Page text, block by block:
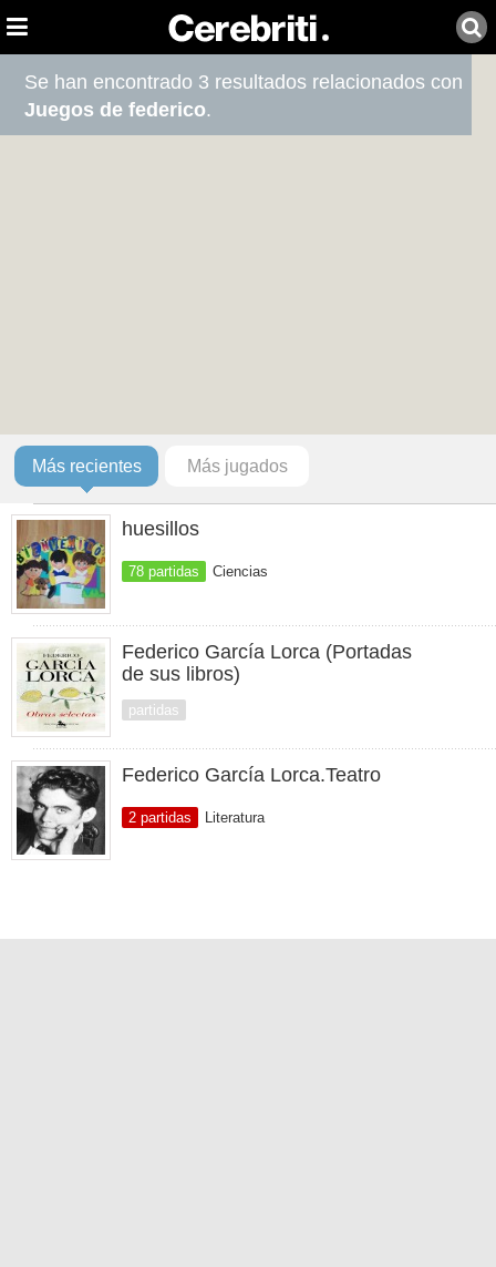
Se han encontrado 3 resultados relacionados con
Juegos de federico.
Más recientes Más jugados
huesillos
78 partidas Ciencias
Federico García Lorca (Portadas
de sus libros)
partidas
Federico García Lorca.Teatro
2 partidas Literatura